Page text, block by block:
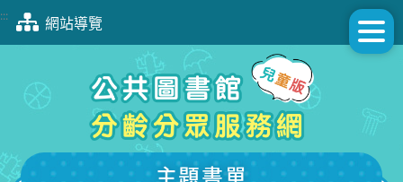
跳
塊
::: 網站導覽